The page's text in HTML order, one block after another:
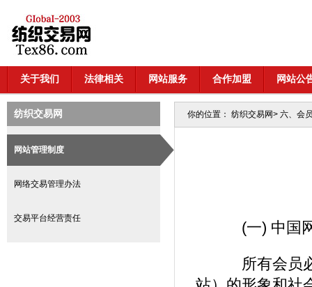
关于我们 法律相关 网站服务 合作加盟 网站公
纺织交易网
网站管理制度
网络交易管理办法
交易平台经营责任
你的位置： 纺织交易网> 六、会
(一) 中国网
所有会员必